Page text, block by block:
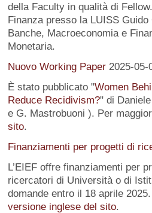
della Faculty in qualità di
Finanza presso la LUISS
Banche, Macroeconomia e
Monetaria.
Nuovo Working Paper 2025-05-
È stato pubblicato "Women
Reduce Recidivism?" di
e G. Mastrobuoni ). Per
sito.
Finanziamenti per progetti di
L’EIEF offre finanziamenti per
ricercatori di Università o di
domande entro il 18 aprile
versione inglese del sito.